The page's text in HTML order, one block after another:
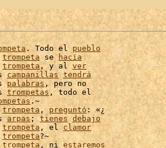
. Todo el pueblo
trompeta se hacía
trompeta , y al ver
campanillas tendrá
palabras , pero no
trompetas , todo el
.~
trompeta , preguntó : «¿
arpas; tienes debajo
trompeta , el clamor
trompeta?~
trompeta , ni estaremos